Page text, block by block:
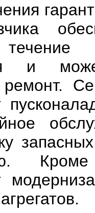
и